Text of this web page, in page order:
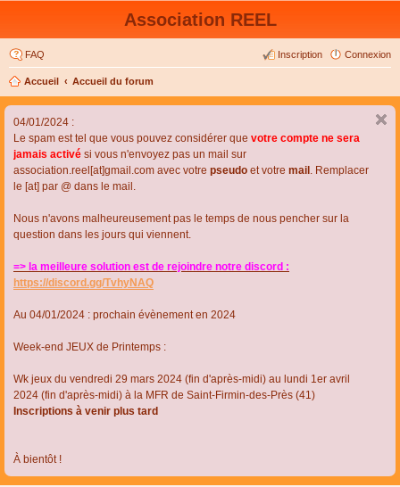
Association REEL
FAQ Connexion
Inscription
Accueil Accueil du forum
04/01/2024 :
Le spam est tel que vous pouvez considérer que votre compte ne sera
jamais activé si vous n'envoyez pas un mail sur
association.reel[at]gmail.com avec votre pseudo et votre mail . Remplacer
le [at] par @ dans le mail.
Nous n'avons malheureusement pas le temps de nous pencher sur la
question dans les jours qui viennent.
=> la meilleure solution est de rejoindre notre discord :
https://discord.gg/TvhyNAQ
Au 04/01/2024 : prochain évènement en 2024
Week-end JEUX de Printemps :
Wk jeux du vendredi 29 mars 2024 (fin d'après-midi) au lundi 1er avril
2024 (fin d'après-midi) à la MFR de Saint-Firmin-des-Près (41)
Inscriptions à venir plus tard
À bientôt !